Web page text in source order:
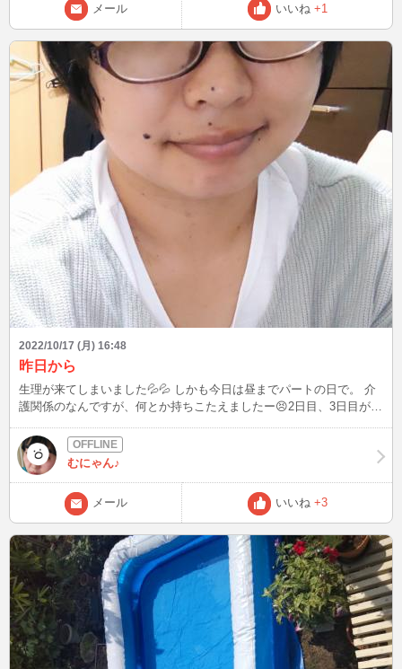
メール いいね +1
2022/10/17 (月) 16:48
昨日から
生理が来てしまいました💦💦 しかも今日は昼までパートの日で。 介
護関係のなんですが、何とか持ちこたえましたー😣2日目、3日目が一
見かけましたらお話して下さったら嬉しいです🙂エッチなお話でも、
最近はまってる事とかでも何で も😊😊あ、ちなみに写真の服は昨日
の服です。すみません😅😅普段、ホントにラフな服が多くて🤣🤣
むにゃん♪
メール いいね +3